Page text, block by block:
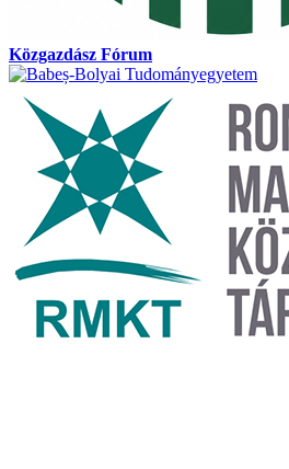
Közgazdász Fórum